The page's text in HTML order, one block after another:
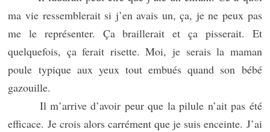
ma vie ressemblerait si j’en avais un, ça, je ne peux pas
me le représenter. Ça braillerait et ça pisserait. Et
quelquefois, ça ferait risette. Moi, je serais la maman
poule typique aux yeux tout embués quand son bébé
gazouille.
Il m’arrive d’avoir peur que la pilule n’ait pas été
efficace. Je crois alors carrément que je suis enceinte. J’ai